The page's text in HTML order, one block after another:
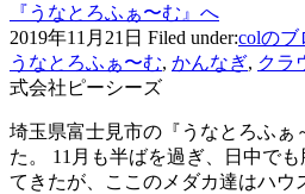
『うなとろふぁ〜む』へ
2019年11月21日 Filed under:colのブ
うなとろふぁ〜む, かんなぎ, クラ
式会社ピーシーズ
埼玉県富士見市の『うなとろふぁ
た。 11月も半ばを過ぎ、日中で
てきたが、ここのメダカ達はハウ